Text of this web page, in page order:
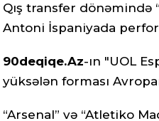
Qış transfer dönəmində
Antoni İspaniyada
90deqiqe.Az-ın "UOL
yüksələn forması
“Arsenal” və “Atletiko